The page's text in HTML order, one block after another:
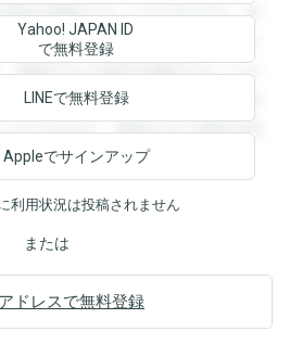
答を閲覧することができます。登
とができます。登録すると回答を
登録すると回答を閲覧することが
を閲覧することができます。登録
ができます。登録すると回答を閲
Yahoo! JAPAN ID
で無料登録
LINEで無料登録
Appleでサインアップ
利用状況は投稿されません
または
ドレスで無料登録